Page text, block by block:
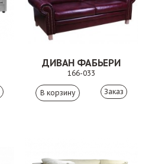
ДИВАН ФАБЬЕРИ
166-033
Заказ